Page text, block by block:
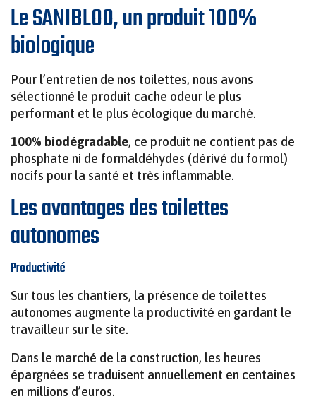
Le SANIBLOO, un produit 100%
biologique
Pour l’entretien de nos toilettes, nous avons
sélectionné le produit cache odeur le plus
performant et le plus écologique du marché.
100% biodégradable, ce produit ne contient pas de
phosphate ni de formaldéhydes (dérivé du formol)
nocifs pour la santé et très inflammable.
Les avantages des toilettes
autonomes
Productivité
Sur tous les chantiers, la présence de toilettes
autonomes augmente la productivité en gardant le
travailleur sur le site.
Dans le marché de la construction, les heures
épargnées se traduisent annuellement en centaines
en millions d’euros.